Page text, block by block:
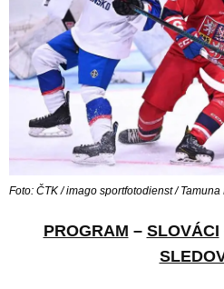
Foto: ČTK / imago sportfotodienst /
PROGRAM – SLOVÁCI